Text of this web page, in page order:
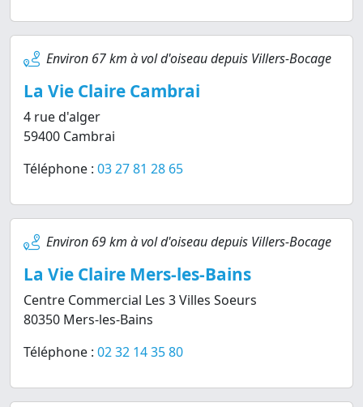
Environ 67 km à vol d'oiseau depuis Villers-Bocage
La Vie Claire Cambrai
4 rue d'alger
59400 Cambrai
Téléphone : 03 27 81 28 65
Environ 69 km à vol d'oiseau depuis Villers-Bocage
La Vie Claire Mers-les-Bains
Centre Commercial Les 3 Villes Soeurs
80350 Mers-les-Bains
Téléphone : 02 32 14 35 80